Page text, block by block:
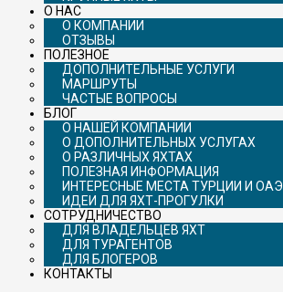
О НАС
О КОМПАНИИ
ОТЗЫВЫ
ПОЛЕЗНОЕ
ДОПОЛНИТЕЛЬНЫЕ УСЛУГИ
МАРШРУТЫ
ЧАСТЫЕ ВОПРОСЫ
БЛОГ
О НАШЕЙ КОМПАНИИ
О ДОПОЛНИТЕЛЬНЫХ УСЛУГАХ
О РАЗЛИЧНЫХ ЯХТАХ
ПОЛЕЗНАЯ ИНФОРМАЦИЯ
ИНТЕРЕСНЫЕ МЕСТА ТУРЦИИ И ОАЭ
ИДЕИ ДЛЯ ЯХТ-ПРОГУЛКИ
СОТРУДНИЧЕСТВО
ДЛЯ ВЛАДЕЛЬЦЕВ ЯХТ
ДЛЯ ТУРАГЕНТОВ
ДЛЯ БЛОГЕРОВ
КОНТАКТЫ